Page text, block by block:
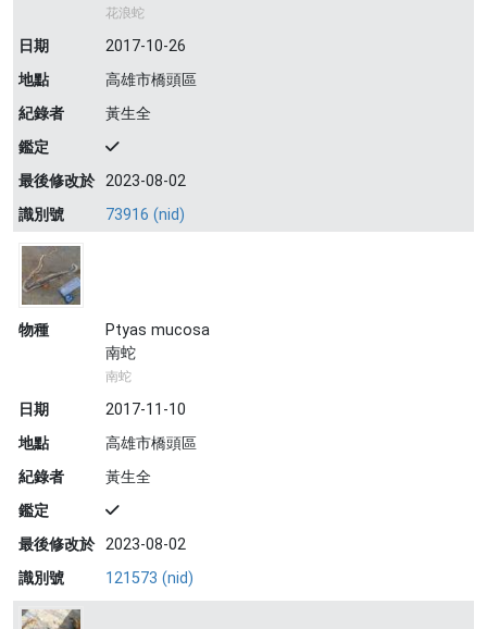
花浪蛇
日期
2017-10-26
地點
高雄市橋頭區
紀錄者
黃生全
鑑定
最後修改於 2023-08-02
識別號
73916 (nid)
物種
Ptyas mucosa
南蛇
南蛇
日期
2017-11-10
地點
高雄市橋頭區
紀錄者
黃生全
鑑定
最後修改於 2023-08-02
識別號
121573 (nid)